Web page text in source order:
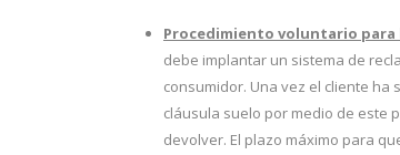
Procedimiento voluntario
debe implantar un sistema de
consumidor. Una vez el cliente ha
cláusula suelo por medio de este
devolver. El plazo máximo para